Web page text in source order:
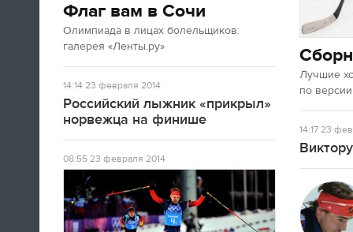
Флаг вам в Сочи
Олимпиада в лицах болельщиков:
галерея «Ленты.ру»
14:1423 февраля 2014
Российский лыжник «прикрыл»
норвежца на финише
08:5523 февраля 2014
Лучшие
по
14:1723